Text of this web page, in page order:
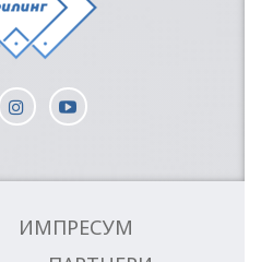
ИМПРЕСУМ